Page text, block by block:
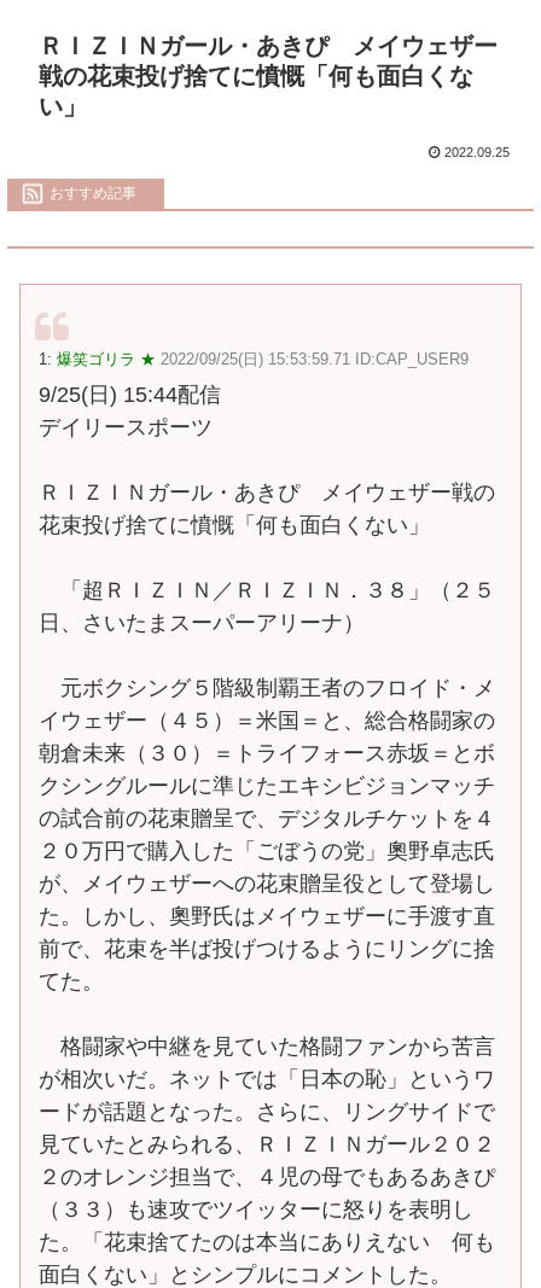
ＲＩＺＩＮガール・あきぴ メイウェザー
戦の花束投げ捨てに憤慨「何も面白くな
い」
2022.09.25
おすすめ記事
1: 爆笑ゴリラ ★ 2022/09/25(日) 15:53:59.71 ID:CAP_USER9
9/25(日) 15:44配信
デイリースポーツ
ＲＩＺＩＮガール・あきぴ メイウェザー戦の
花束投げ捨てに憤慨「何も面白くない」
「超ＲＩＺＩＮ／ＲＩＺＩＮ．３８」（２５
日、さいたまスーパーアリーナ）
元ボクシング５階級制覇王者のフロイド・メ
イウェザー（４５）＝米国＝と、総合格闘家の
朝倉未来（３０）＝トライフォース赤坂＝とボ
クシングルールに準じたエキシビジョンマッチ
の試合前の花束贈呈で、デジタルチケットを４
２０万円で購入した「ごぼうの党」奧野卓志氏
が、メイウェザーへの花束贈呈役として登場し
た。しかし、奧野氏はメイウェザーに手渡す直
前で、花束を半ば投げつけるようにリングに捨
てた。
格闘家や中継を見ていた格闘ファンから苦言
が相次いだ。ネットでは「日本の恥」というワ
ードが話題となった。さらに、リングサイドで
見ていたとみられる、ＲＩＺＩＮガール２０２
２のオレンジ担当で、４児の母でもあるあきぴ
（３３）も速攻でツイッターに怒りを表明し
た。「花束捨てたのは本当にありえない 何も
面白くない」とシンプルにコメントした。